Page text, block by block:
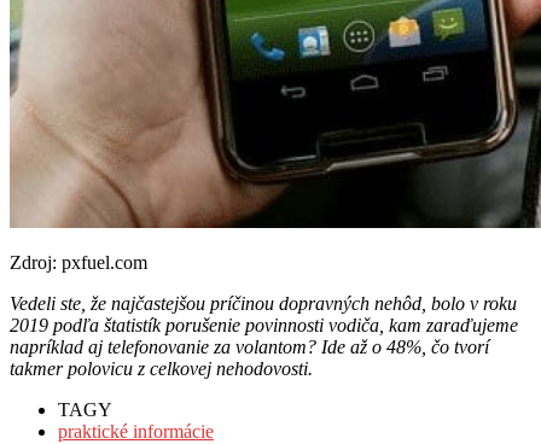
Zdroj: pxfuel.com
Vedeli ste, že najčastejšou príčinou dopravných nehôd, bolo v roku
2019 podľa štatistík porušenie povinnosti vodiča, kam zaraďujeme
napríklad aj telefonovanie za volantom? Ide až o 48%, čo tvorí
takmer polovicu z celkovej nehodovosti.
TAGY
praktické informácie